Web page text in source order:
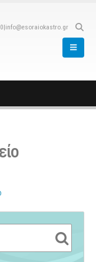
|info@esoraiokastro.gr